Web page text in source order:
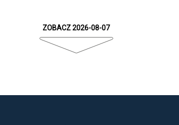
ZOBACZ 2026-08-07